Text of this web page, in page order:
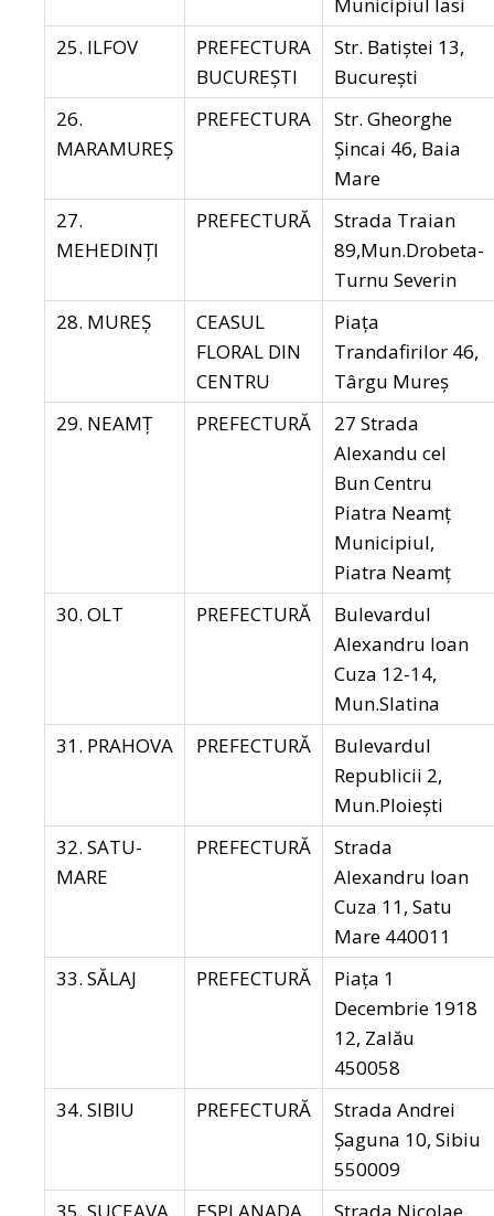
25. ILFOV
PREFECTURA
BUCUREȘTI
Str. Batiștei 13,
București
26.
MARAMUREŞ
PREFECTURA
Str. Gheorghe
Șincai 46, Baia
Mare
27.
MEHEDINŢI
PREFECTURĂ
Strada Traian
89,Mun.Drobeta-
Turnu Severin
28. MUREŞ
CEASUL
FLORAL DIN
CENTRU
Piața
Trandafirilor 46,
Târgu Mureș
29. NEAMŢ
PREFECTURĂ
27 Strada
Alexandu cel
Bun Centru
Piatra Neamț
Municipiul,
Piatra Neamț
30. OLT
PREFECTURĂ
Bulevardul
Alexandru Ioan
Cuza 12-14,
Mun.Slatina
31. PRAHOVA
PREFECTURĂ
Bulevardul
Republicii 2,
Mun.Ploiești
32. SATU-
MARE
PREFECTURĂ
Strada
Alexandru Ioan
Cuza 11, Satu
Mare 440011
33. SĂLAJ
PREFECTURĂ
Piața 1
Decembrie 1918
12, Zalău
450058
34. SIBIU
PREFECTURĂ
Strada Andrei
Șaguna 10, Sibiu
550009
35. SUCEAVA
ESPLANADA
Strada Nicolae